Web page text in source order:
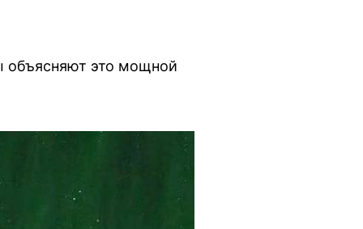
объясняют это мощной